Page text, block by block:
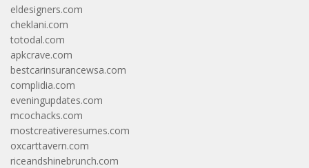
eldesigners.com
cheklani.com
totodal.com
apkcrave.com
bestcarinsurancewsa.com
complidia.com
eveningupdates.com
mcochacks.com
mostcreativeresumes.com
oxcarttavern.com
riceandshinebrunch.com